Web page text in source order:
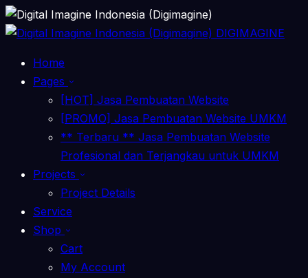
DIGIMAGINE
Home
Pages
[HOT] Jasa Pembuatan Website
[PROMO] Jasa Pembuatan Website UMKM
** Terbaru ** Jasa Pembuatan Website
Profesional dan Terjangkau untuk UMKM
Projects
Project Details
Service
Shop
Cart
My Account